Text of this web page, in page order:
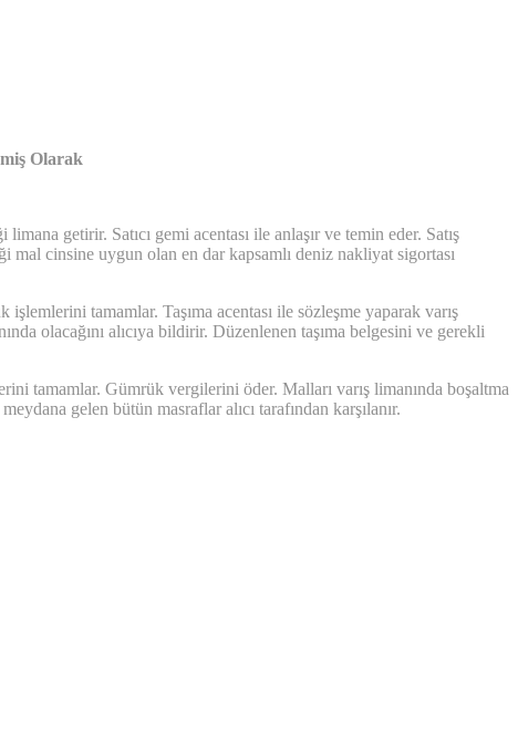
Olarak
getirir. Satıcı gemi acentası ile anlaşır ve temin eder. Satış
mal cinsine uygun olan en dar kapsamlı deniz nakliyat sigortası
işlemlerini tamamlar. Taşıma acentası ile sözleşme yaparak varış
olacağını alıcıya bildirir. Düzenlenen taşıma belgesini ve gerekli
tamamlar. Gümrük vergilerini öder. Malları varış limanında boşaltma
gelen bütün masraflar alıcı tarafından karşılanır.